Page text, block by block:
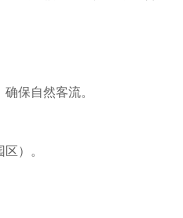
保自然客流。
）。